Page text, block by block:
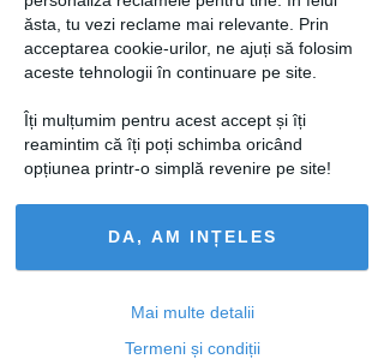
ăsta, tu vezi reclame mai relevante. Prin
acceptarea cookie-urilor, ne ajuți să folosim
aceste tehnologii în continuare pe site.
Îți mulțumim pentru acest accept și îți
reamintim că îți poți schimba oricând
opțiunea printr-o simplă revenire pe site!
DA, AM INȚELES
Mai multe detalii
Termeni și condiții
Articolul următor
Ti-a placut acest articol? Urmareste-ne
si peFACEBOOK
Articole similare